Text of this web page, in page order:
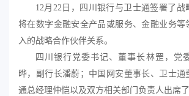
12月22日，四川银行与卫士通签署了战
将在数字金融安全产品或服务、金融业务等
入的战略合作伙伴关系。
四川银行党委书记、董事长林罡，党
晔，副行长潘蔚；中国网安董事长、卫士通
通总经理仲恺以及双方相关部门负责人出席了